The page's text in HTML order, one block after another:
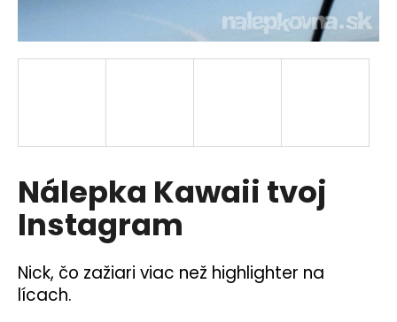
Nálepka Kawaii tvoj
Instagram
Nick, čo zažiari viac než highlighter na
lícach.
j
s
HĽADAŤ
O
d